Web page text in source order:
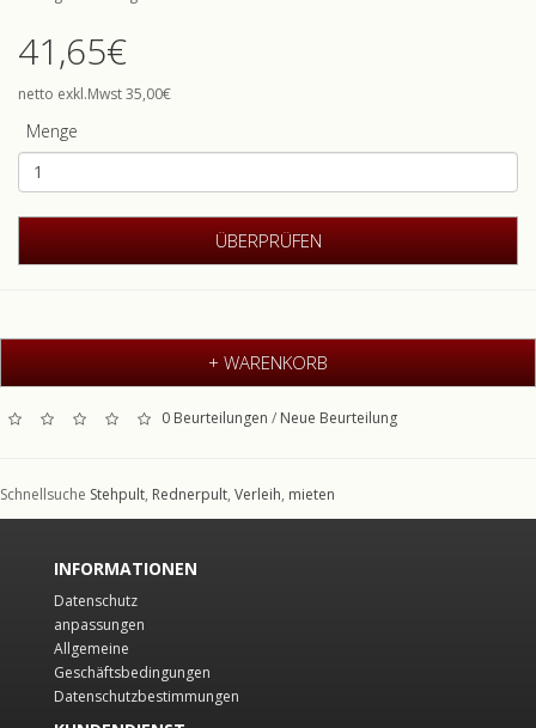
41,65€
netto exkl.Mwst 35,00€
Menge
+ WARENKORB
0 Beurteilungen / Neue Beurteilung
Schnellsuche Stehpult, Rednerpult, Verleih, mieten
INFORMATIONEN
Datenschutz
anpassungen
Allgemeine
Geschäftsbedingungen
Datenschutzbestimmungen